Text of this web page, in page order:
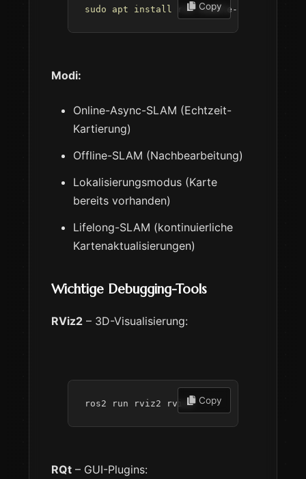
Copy
sudo apt install ros-humble-slam-toolbox
Modi:
Online-Async-SLAM (Echtzeit-
Kartierung)
Offline-SLAM (Nachbearbeitung)
Lokalisierungsmodus (Karte
bereits vorhanden)
Lifelong-SLAM (kontinuierliche
Kartenaktualisierungen)
Wichtige Debugging-Tools
RViz2 – 3D-Visualisierung:
Copy
ros2 run rviz2 rviz2
RQt – GUI-Plugins: